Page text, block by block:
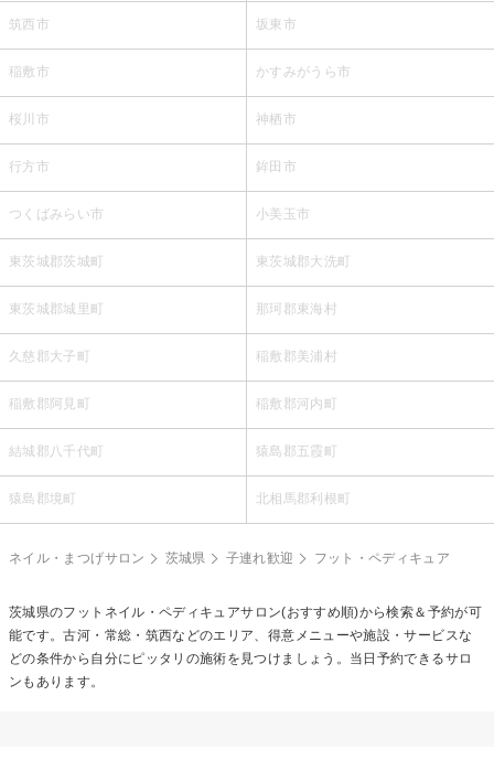
筑西市 坂東市
稲敷市 かすみがうら市
桜川市 神栖市
行方市 鉾田市
つくばみらい市 小美玉市
東茨城郡茨城町 東茨城郡大洗町
東茨城郡城里町 那珂郡東海村
久慈郡大子町 稲敷郡美浦村
稲敷郡阿見町 稲敷郡河内町
結城郡八千代町 猿島郡五霞町
猿島郡境町 北相馬郡利根町
ネイル・まつげサロン 茨城県 子連れ歓迎 フット・ペディキュア
茨城県のフットネイル・ペディキュアサロン(おすすめ順)から検索＆予約が可
能です。古河・常総・筑西などのエリア、得意メニューや施設・サービスな
どの条件から自分にピッタリの施術を見つけましょう。当日予約できるサロ
ンもあります。